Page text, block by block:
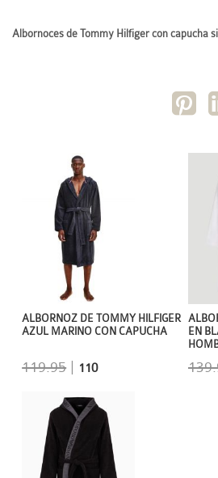
Albornoces de Tommy Hilfiger con capucha
EN
ALBORNOZ DE TOMMY HILFIGER
AZUL MARINO CON CAPUCHA
119.95 110